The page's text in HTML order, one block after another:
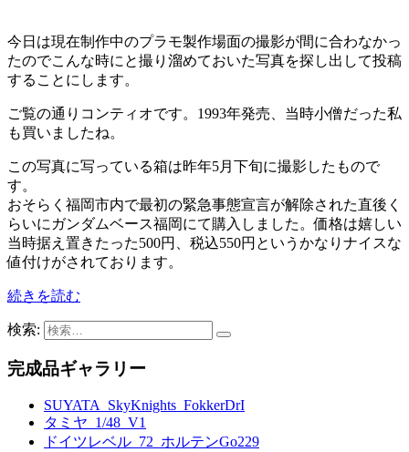
今日は現在制作中のプラモ製作場面の撮影が間に合わなかっ
たのでこんな時にと撮り溜めておいた写真を探し出して投稿
することにします。
ご覧の通りコンティオです。1993年発売、当時小僧だった私
も買いましたね。
この写真に写っている箱は昨年5月下旬に撮影したもので
す。
おそらく福岡市内で最初の緊急事態宣言が解除された直後く
らいにガンダムベース福岡にて購入しました。価格は嬉しい
当時据え置きたった500円、税込550円というかなりナイスな
値付けがされております。
続きを読む
検索:
完成品ギャラリー
SUYATA_SkyKnights_FokkerDrI
タミヤ_1/48_V1
ドイツレベル_72_ホルテンGo229